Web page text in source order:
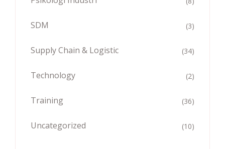
SDM (3)
Supply Chain & Logistic (34)
Technology (2)
Training (36)
Uncategorized (10)